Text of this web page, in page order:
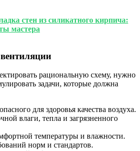
стен из силикатного кирпича:
мастера
рациональную схему, нужно
задачи, которые должна
для здоровья качества воздуха.
влаги, тепла и загрязненного
температуры и влажности.
норм и стандартов.